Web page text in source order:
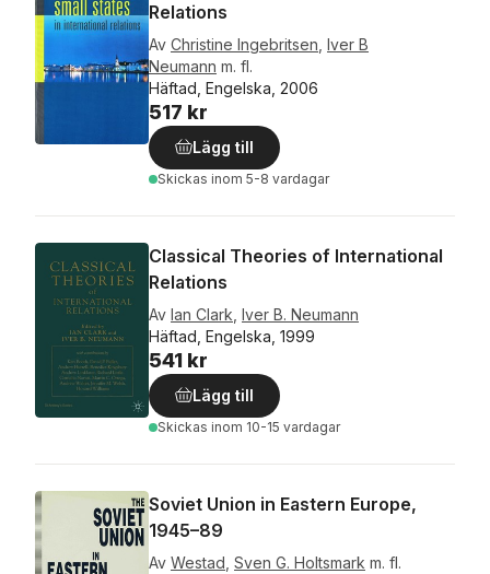
Relations
Av Christine Ingebritsen Iver B
Neumann m. fl.
Häftad, Engelska, 2006
517 kr
Lägg till
Skickas inom 5-8 vardagar
Classical Theories of International
Relations
Av Ian Clark Iver B. Neumann
Häftad, Engelska, 1999
541 kr
Lägg till
Skickas inom 10-15 vardagar
Soviet Union in Eastern Europe,
1945–89
Av Westad Sven G. Holtsmark m. fl.